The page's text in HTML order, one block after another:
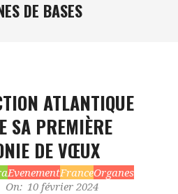
DE BASES
ATLANTIQUE
SA PREMIÈRE
DE VŒUX
EvenementFranceOrganes
On: 10 février 2024